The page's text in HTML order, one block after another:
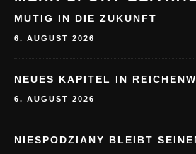
MUTIG IN DIE ZUKUNFT
6. AUGUST 2026
NEUES KAPITEL IN
6. AUGUST 2026
NIESPODZIANY BLEIBT